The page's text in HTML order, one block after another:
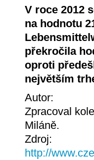
V roce 2012
na hodnotu
překročila
oproti
největším
Autor:
Zpracoval
Miláně.
Zdroj:
http://